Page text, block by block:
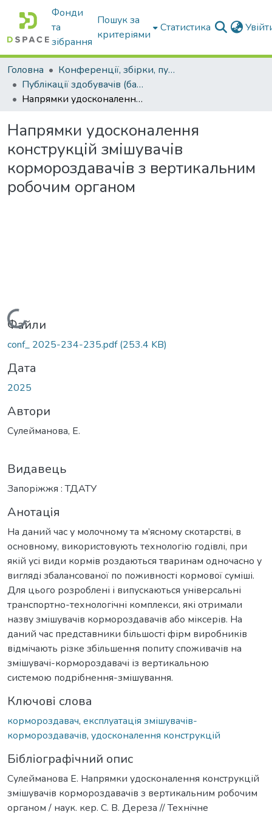
Фонди
та
зібрання
Пошук за
критеріями
Статистика
Головна
Конференції, збірки, публікації молодих вчених і здобувачів : магістрів, бакалаврів, аспірантів.
Публікації здобувачів (бакалаврів. магістрів, аспірантів)
Напрямки удосконалення конструкцій змішувачів кормороздавачів з вертикальним робочим органом
Напрямки удосконалення
конструкцій змішувачів
кормороздавачів з вертикальним
робочим органом
Вантажиться...
Файли
conf_ 2025-234-235.pdf(253.4 KB)
Дата
2025
Автори
Сулейманова, Е.
Видавець
Запоріжжя : ТДАТУ
Анотація
На даний час у молочному та м’ясному скотарстві, в
основному, використовують технологію годівлі, при
якій усі види кормів роздаються тваринам одночасно у
вигляді збалансованої по поживності кормової суміші.
Для цього розроблені і випускаються універсальні
транспортно-технологічні комплекси, які отримали
назву змішувачів кормороздавачів або міксерів. На
даний час представники більшості фірм виробників
відмічають різке збільшення попиту споживачів на
змішувачі-кормороздавачі із вертикальною
системою подрібнення-змішування.
Ключові слова
кормороздавач, експлуатація змішувачів-
кормороздавачів, удосконалення конструкцій
Бібліографічний опис
Сулейманова Е. Напрямки удосконалення конструкцій
змішувачів кормороздавачів з вертикальним робочим
органом / наук. кер. С. В. Дереза // Технічне